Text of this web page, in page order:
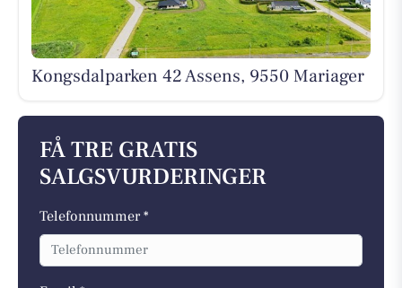
Kongsdalparken 42 Assens, 9550 Mariager
FÅ TRE GRATIS
SALGSVURDERINGER
Telefonnummer *